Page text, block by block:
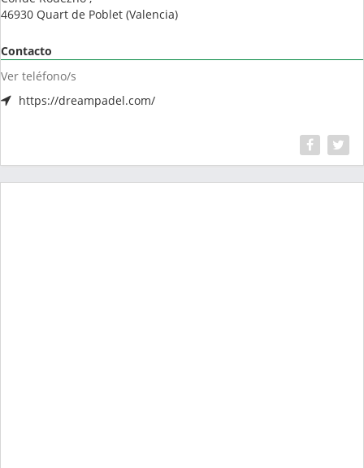
46930 Quart de Poblet (Valencia)
Contacto
Ver teléfono/s
https://dreampadel.com/